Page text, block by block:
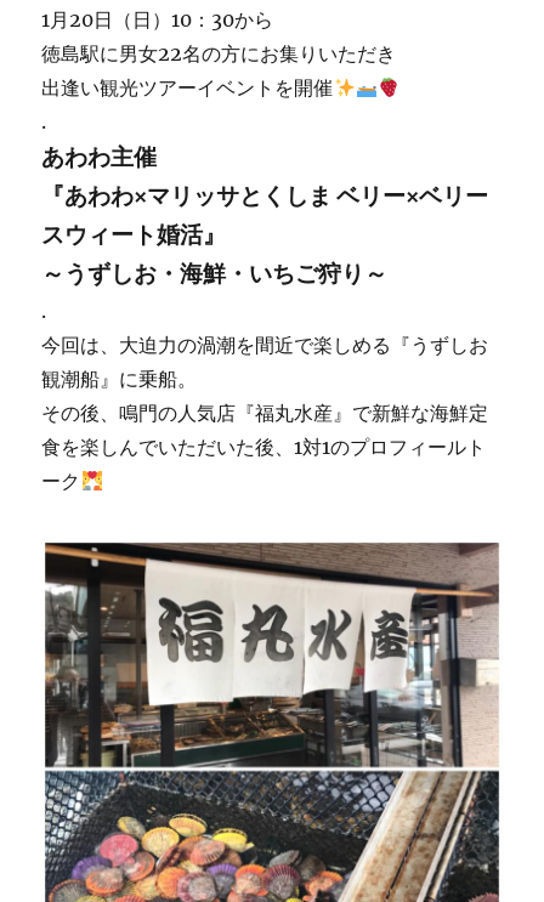
1月20日（日）10：30から
徳島駅に男女22名の方にお集りいただき
出逢い観光ツアーイベントを開催
.
あわわ主催
『あわわ×マリッサとくしま ベリー×ベリー
スウィート婚活』
～うずしお・海鮮・いちご狩り～
.
今回は、大迫力の渦潮を間近で楽しめる『うずしお
観潮船』に乗船。
その後、鳴門の人気店『福丸水産』で新鮮な海鮮定
食を楽しんでいただいた後、1対1のプロフィールト
ーク